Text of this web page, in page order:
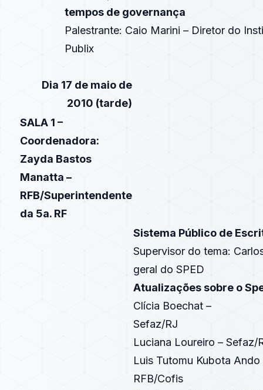
tempos de governança
Palestrante: Caio Marini – Diretor do
Publix
Dia 17 de maio de
2010 (tarde)
SALA 1 –
Coordenadora:
Zayda Bastos
Manatta –
RFB/Superintendente
da 5a. RF
Sistema Público de
Supervisor do tema:
geral do SPED
Atualizações sobre o
Clícia Boechat –
Sefaz/RJ
Luciana Loureiro – Sefaz/
Luis Tutomu Kubota Ando
RFB/Cofis